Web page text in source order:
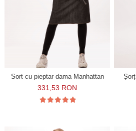
Sort cu pieptar dama Manhattan
331,53 RON